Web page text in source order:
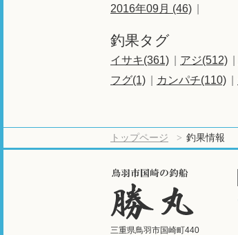
2016年09月 (46)
釣果タグ
イサキ(361) アジ(512)
フグ(1)
カンパチ(110)
トップページ 釣果情報
三重県鳥羽市国崎町440